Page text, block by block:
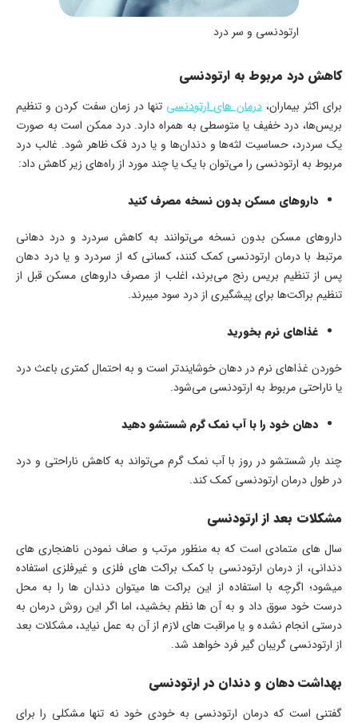
ارتودنسی و سر درد
کاهش درد مربوط به ارتودنسی
برای اکثر بیماران،درمان های ارتودنسی تنها در زمان سفت کردن و تنظیم
بریس‌ها، درد خفیف یا متوسطی به همراه دارد. درد ممکن است به صورت
یک سردرد، حساسیت لثه‌ها و دندان‌ها و یا درد فک ظاهر شود. غالب درد
مربوط به ارتودنسی را می‌توان با یک یا چند مورد از راه‌های زیر کاهش داد:
داروهای مسکن بدون نسخه مصرف کنید
داروهای مسکن بدون نسخه می‌توانند به کاهش سردرد و درد دهانی
مرتبط با درمان ارتودنسی کمک کنند، کسانی که از سردرد و یا درد دهان
پس از تنظیم بریس رنج می‌برند، اغلب از مصرف داروهای مسکن قبل از
تنظیم براکت‌ها برای پیشگیری از درد سود میبرند.
غذاهای نرم بخورید
خوردن غذاهای نرم در دهان خوشایندتر است و به احتمال کمتری باعث درد
یا ناراحتی مربوط به ارتودنسی می‌شود.
دهان خود را با آب نمک گرم شستشو دهید
چند بار شستشو در روز با آب نمک گرم می‌تواند به کاهش ناراحتی و درد
در طول درمان ارتودنسی کمک کند.
مشکلات بعد از ارتودنسی
سال های متمادی است که به منظور مرتب و صاف نمودن ناهنجاری های
دندانی، از درمان ارتودنسی با کمک براکت های فلزی و غیرفلزی استفاده
می­شود؛ اگرچه با استفاده از این براکت ها می­توان دندان ها را به محل
درست خود سوق داد و به آن ها نظم بخشید، اما اگر این روش درمان به
درستی انجام نشده و یا مراقبت های لازم از آن به عمل نیاید، مشکلات بعد
از ارتودنسی گریبان گیر فرد خواهد شد.
بهداشت دهان و دندان در ارتودنسی
گفتنی است که درمان ارتودنسی به خودی خود نه تنها مشکلی را برای